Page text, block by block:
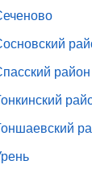
район